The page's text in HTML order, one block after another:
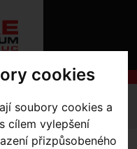
cookies
soubory cookies a
cílem vylepšení
přizpůsobeného
O
NÁSO
NÁKUPU
SLUŽBY